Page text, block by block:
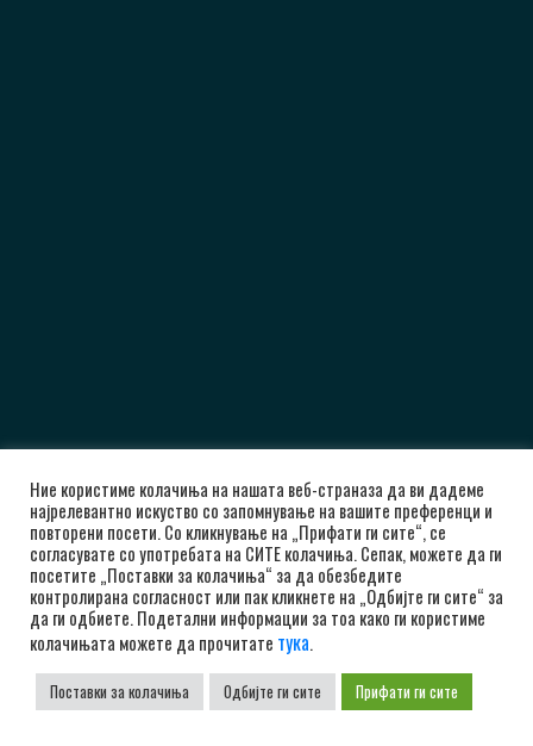
Ние користиме колачиња на нашата веб-страназа да ви дадеме
најрелевантно искуство со запомнување на вашите преференци и
повторени посети. Со кликнување на „Прифати ги сите“, се
согласувате со употребата на СИТЕ колачиња. Сепак, можете да ги
посетите „Поставки за колачиња“ за да обезбедите
контролирана согласност или пак кликнете на „Одбијте ги сите“ за
да ги одбиете. Подетални информации за тоа како ги користиме
колачињата можете да прочитате тука.
Поставки за колачиња Одбијте ги сите Прифати ги сите